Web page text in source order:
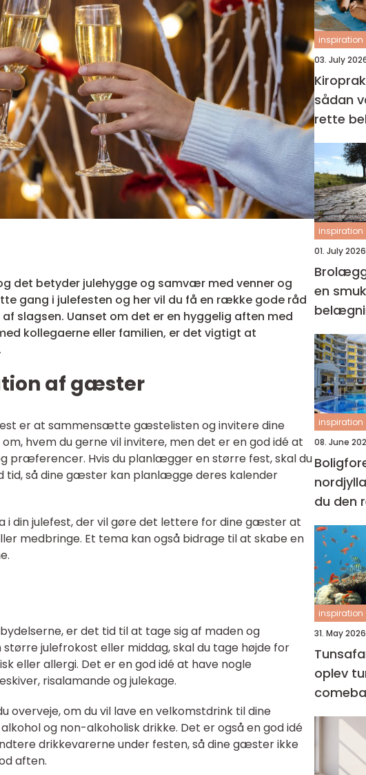
det betyder julehygge og samvær med venner og
gang i julefesten og her vil du få en række gode råd
slagsen. Uanset om det er en hyggelig aften med
kollegaerne eller familien, er det vigtigt at
af gæster
er at sammensætte gæstelisten og invitere dine
hvem du gerne vil invitere, men det er en god idé at
præferencer. Hvis du planlægger en større fest, skal du
tid, så dine gæster kan planlægge deres kalender
i din julefest, der vil gøre det lettere for dine gæster at
medbringe. Et tema kan også bidrage til at skabe en
er det tid til at tage sig af maden og
julefrokost eller middag, skal du tage højde for
eller allergi. Det er en god idé at have nogle
risalamande og julekage.
overveje, om du vil lave en velkomstdrink til dine
og non-alkoholisk drikke. Det er også en god idé
drikkevarerne under festen, så dine gæster ikke
aften.
inspiration
03. July
sådan
rette
smerter
inspiration
01. July 2026
en
inspiration
08. June
nordjylland
du den
inspiration
31. May 2026
oplev